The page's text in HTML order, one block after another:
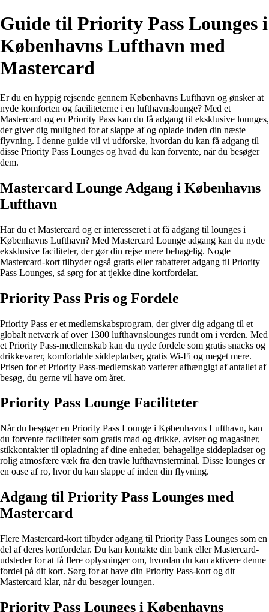
Guide til Priority Pass Lounges i
Københavns Lufthavn med
Mastercard
Er du en hyppig rejsende gennem Københavns Lufthavn og ønsker at
nyde komforten og faciliteterne i en lufthavnslounge? Med et
Mastercard og en Priority Pass kan du få adgang til eksklusive lounges,
der giver dig mulighed for at slappe af og oplade inden din næste
flyvning. I denne guide vil vi udforske, hvordan du kan få adgang til
disse Priority Pass Lounges og hvad du kan forvente, når du besøger
dem.
Mastercard Lounge Adgang i Københavns
Lufthavn
Har du et Mastercard og er interesseret i at få adgang til lounges i
Københavns Lufthavn? Med Mastercard Lounge adgang kan du nyde
eksklusive faciliteter, der gør din rejse mere behagelig. Nogle
Mastercard-kort tilbyder også gratis eller rabatteret adgang til Priority
Pass Lounges, så sørg for at tjekke dine kortfordelar.
Priority Pass Pris og Fordele
Priority Pass er et medlemskabsprogram, der giver dig adgang til et
globalt netværk af over 1300 lufthavnslounges rundt om i verden. Med
et Priority Pass-medlemskab kan du nyde fordele som gratis snacks og
drikkevarer, komfortable siddepladser, gratis Wi-Fi og meget mere.
Prisen for et Priority Pass-medlemskab varierer afhængigt af antallet af
besøg, du gerne vil have om året.
Priority Pass Lounge Faciliteter
Når du besøger en Priority Pass Lounge i Københavns Lufthavn, kan
du forvente faciliteter som gratis mad og drikke, aviser og magasiner,
stikkontakter til opladning af dine enheder, behagelige siddepladser og
rolig atmosfære væk fra den travle lufthavnsterminal. Disse lounges er
en oase af ro, hvor du kan slappe af inden din flyvning.
Adgang til Priority Pass Lounges med
Mastercard
Flere Mastercard-kort tilbyder adgang til Priority Pass Lounges som en
del af deres kortfordelar. Du kan kontakte din bank eller Mastercard-
udsteder for at få flere oplysninger om, hvordan du kan aktivere denne
fordel på dit kort. Sørg for at have din Priority Pass-kort og dit
Mastercard klar, når du besøger loungen.
Priority Pass Lounges i Københavns